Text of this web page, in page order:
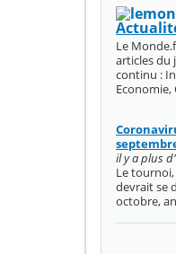
Le
articles du
continu :
Economie,
il y a plus
Le
devrait se
octobre,